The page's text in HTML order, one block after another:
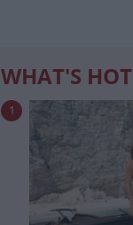
WHAT'S HOT
1